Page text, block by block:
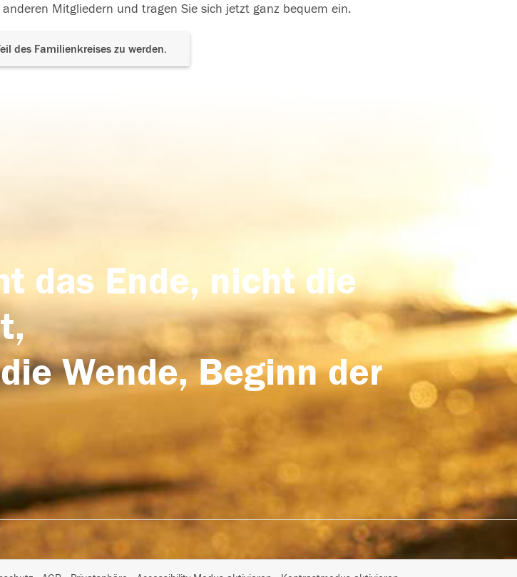
Mitgliedern und tragen Sie sich jetzt ganz bequem ein.
des Familienkreises zu werden.
das Ende, nicht die
Wende, Beginn der